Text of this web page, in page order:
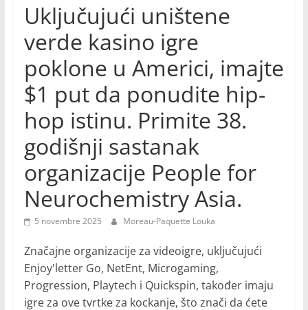
Uključujući uništene
verde kasino igre
poklone u Americi, imajte
$1 put da ponudite hip-
hop istinu. Primite 38.
godišnji sastanak
organizacije People for
Neurochemistry Asia.
5 novembre 2025 Moreau-Paquette Louka
Značajne organizacije za videoigre, uključujući
Enjoy'letter Go, NetEnt, Microgaming,
Progression, Playtech i Quickspin, također imaju
igre za ove tvrtke za kockanje, što znači da ćete